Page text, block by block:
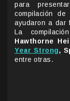
para
compilación
ayudaron a dar
La
Hawthorne
Year Strong,
entre otras.